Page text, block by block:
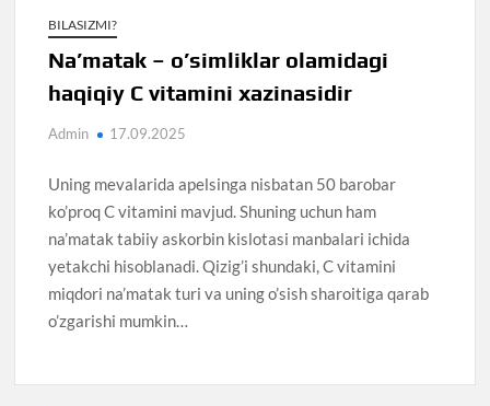
BILASIZMI?
Na’matak – o’simliklar olamidagi
haqiqiy C vitamini xazinasidir
Admin 17.09.2025
Uning mevalarida apelsinga nisbatan 50 barobar
ko’proq C vitamini mavjud. Shuning uchun ham
na’matak tabiiy askorbin kislotasi manbalari ichida
yetakchi hisoblanadi. Qizig’i shundaki, C vitamini
miqdori na’matak turi va uning o’sish sharoitiga qarab
o’zgarishi mumkin…